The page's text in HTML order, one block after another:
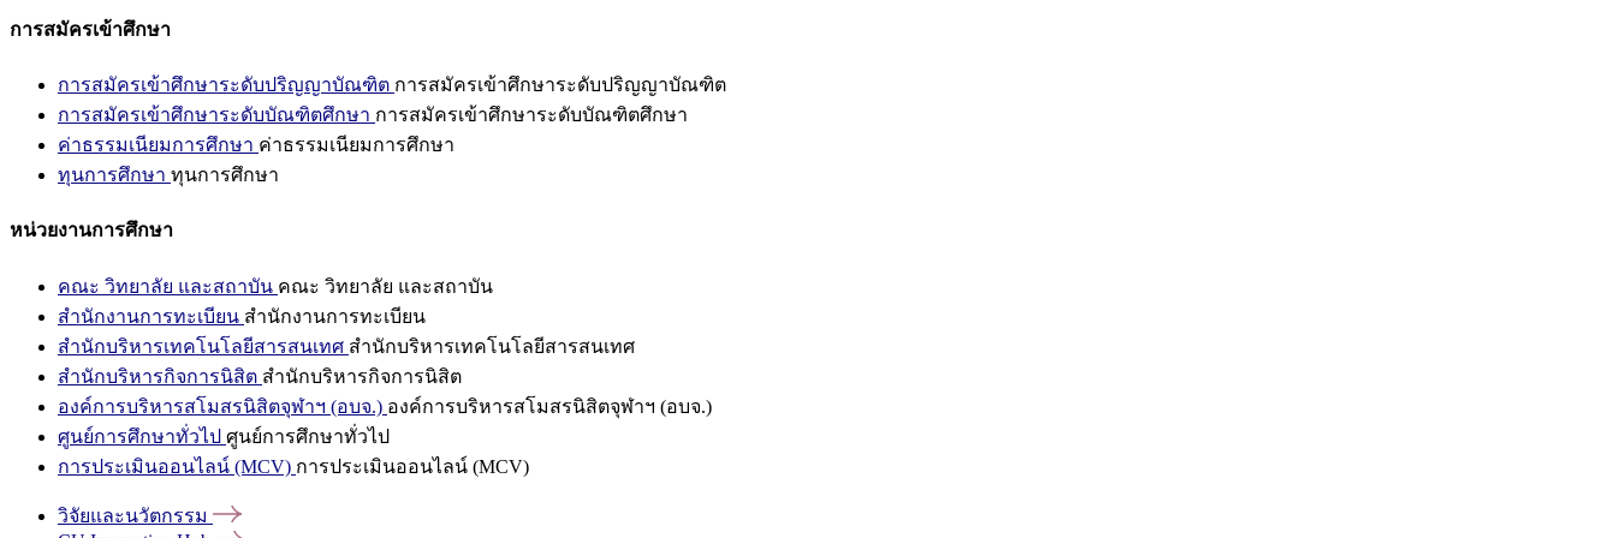
การสมัครเข้าศึกษา
การสมัครเข้าศึกษาระดับปริญญาบัณฑิต การสมัครเข้าศึกษาระดับปริญญาบัณฑิต
การสมัครเข้าศึกษาระดับบัณฑิตศึกษา การสมัครเข้าศึกษาระดับบัณฑิตศึกษา
ค่าธรรมเนียมการศึกษา ค่าธรรมเนียมการศึกษา
ทุนการศึกษา ทุนการศึกษา
หน่วยงานการศึกษา
คณะ วิทยาลัย และสถาบัน คณะ วิทยาลัย และสถาบัน
สำนักงานการทะเบียน สำนักงานการทะเบียน
สำนักบริหารเทคโนโลยีสารสนเทศ สำนักบริหารเทคโนโลยีสารสนเทศ
สำนักบริหารกิจการนิสิต สำนักบริหารกิจการนิสิต
องค์การบริหารสโมสรนิสิตจุฬาฯ (อบจ.) องค์การบริหารสโมสรนิสิตจุฬาฯ (อบจ.)
ศูนย์การศึกษาทั่วไป ศูนย์การศึกษาทั่วไป
การประเมินออนไลน์ (MCV) การประเมินออนไลน์ (MCV)
วิจัยและนวัตกรรม